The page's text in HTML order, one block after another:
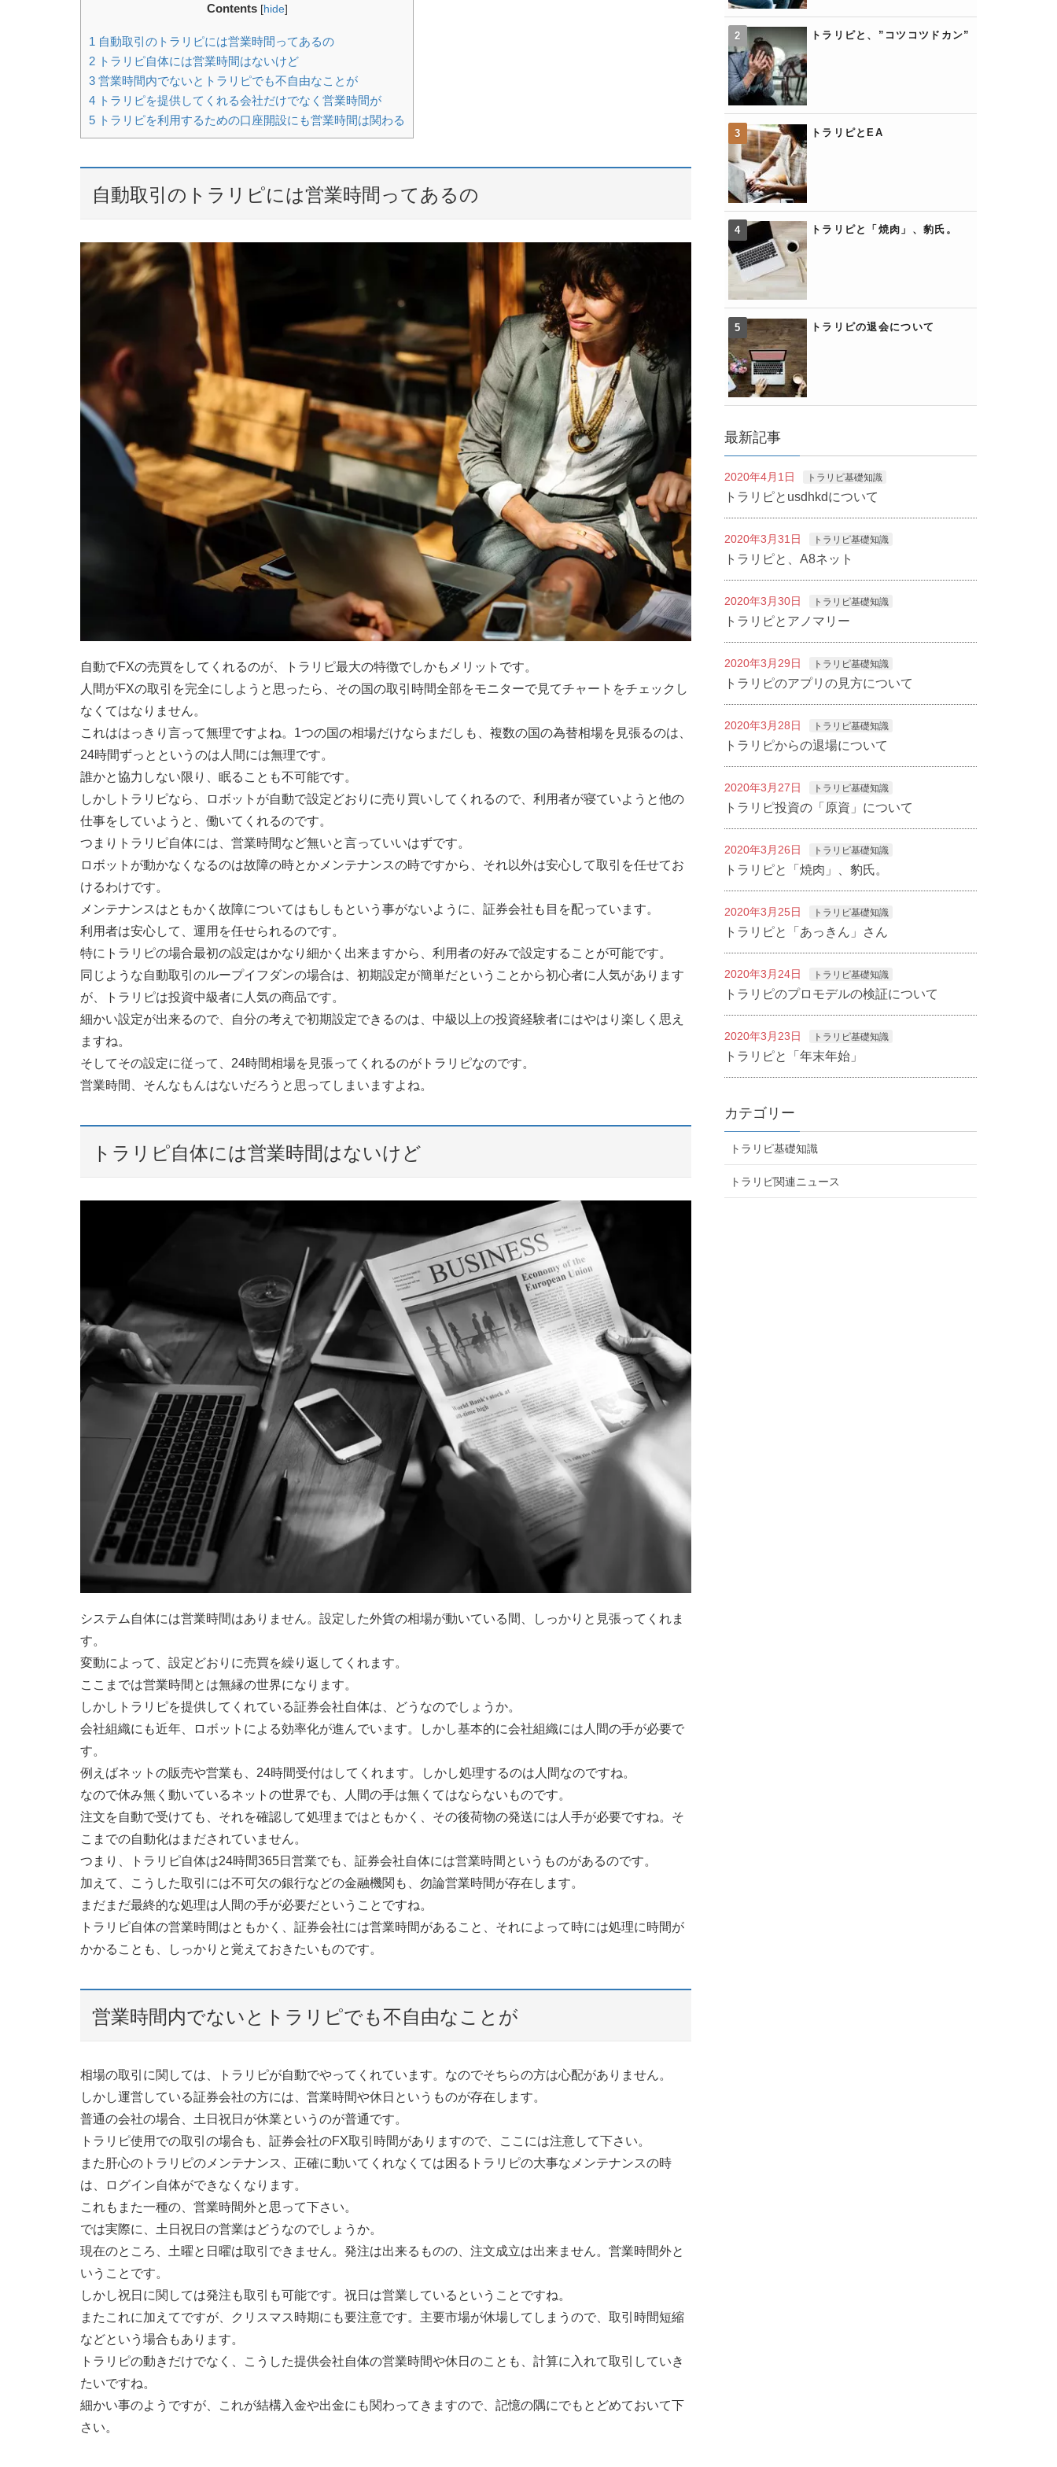
Contents [hide]
1 自動取引のトラリピには営業時間ってあるの
2 トラリピ自体には営業時間はないけど
3 営業時間内でないとトラリピでも不自由なことが
4 トラリピを提供してくれる会社だけでなく営業時間が
5 トラリピを利用するための口座開設にも営業時間は関わる
自動取引のトラリピには営業時間ってあるの
自動でFXの売買をしてくれるのが、トラリピ最大の特徴でしかもメリットです。
人間がFXの取引を完全にしようと思ったら、その国の取引時間全部をモニターで見てチャートをチェックし
なくてはなりません。
これははっきり言って無理ですよね。1つの国の相場だけならまだしも、複数の国の為替相場を見張るのは、
24時間ずっとというのは人間には無理です。
誰かと協力しない限り、眠ることも不可能です。
しかしトラリピなら、ロボットが自動で設定どおりに売り買いしてくれるので、利用者が寝ていようと他の
仕事をしていようと、働いてくれるのです。
つまりトラリピ自体には、営業時間など無いと言っていいはずです。
ロボットが動かなくなるのは故障の時とかメンテナンスの時ですから、それ以外は安心して取引を任せてお
けるわけです。
メンテナンスはともかく故障についてはもしもという事がないように、証券会社も目を配っています。
利用者は安心して、運用を任せられるのです。
特にトラリピの場合最初の設定はかなり細かく出来ますから、利用者の好みで設定することが可能です。
同じような自動取引のループイフダンの場合は、初期設定が簡単だということから初心者に人気があります
が、トラリピは投資中級者に人気の商品です。
細かい設定が出来るので、自分の考えで初期設定できるのは、中級以上の投資経験者にはやはり楽しく思え
ますね。
そしてその設定に従って、24時間相場を見張ってくれるのがトラリピなのです。
営業時間、そんなもんはないだろうと思ってしまいますよね。
トラリピ自体には営業時間はないけど
システム自体には営業時間はありません。設定した外貨の相場が動いている間、しっかりと見張ってくれま
す。
変動によって、設定どおりに売買を繰り返してくれます。
ここまでは営業時間とは無縁の世界になります。
しかしトラリピを提供してくれている証券会社自体は、どうなのでしょうか。
会社組織にも近年、ロボットによる効率化が進んでいます。しかし基本的に会社組織には人間の手が必要で
す。
例えばネットの販売や営業も、24時間受付はしてくれます。しかし処理するのは人間なのですね。
なので休み無く動いているネットの世界でも、人間の手は無くてはならないものです。
注文を自動で受けても、それを確認して処理まではともかく、その後荷物の発送には人手が必要ですね。そ
こまでの自動化はまだされていません。
つまり、トラリピ自体は24時間365日営業でも、証券会社自体には営業時間というものがあるのです。
加えて、こうした取引には不可欠の銀行などの金融機関も、勿論営業時間が存在します。
まだまだ最終的な処理は人間の手が必要だということですね。
トラリピ自体の営業時間はともかく、証券会社には営業時間があること、それによって時には処理に時間が
かかることも、しっかりと覚えておきたいものです。
営業時間内でないとトラリピでも不自由なことが
相場の取引に関しては、トラリピが自動でやってくれています。なのでそちらの方は心配がありません。
しかし運営している証券会社の方には、営業時間や休日というものが存在します。
普通の会社の場合、土日祝日が休業というのが普通です。
トラリピ使用での取引の場合も、証券会社のFX取引時間がありますので、ここには注意して下さい。
また肝心のトラリピのメンテナンス、正確に動いてくれなくては困るトラリピの大事なメンテナンスの時
は、ログイン自体ができなくなります。
これもまた一種の、営業時間外と思って下さい。
では実際に、土日祝日の営業はどうなのでしょうか。
現在のところ、土曜と日曜は取引できません。発注は出来るものの、注文成立は出来ません。営業時間外と
いうことです。
しかし祝日に関しては発注も取引も可能です。祝日は営業しているということですね。
またこれに加えてですが、クリスマス時期にも要注意です。主要市場が休場してしまうので、取引時間短縮
などという場合もあります。
トラリピの動きだけでなく、こうした提供会社自体の営業時間や休日のことも、計算に入れて取引していき
たいですね。
細かい事のようですが、これが結構入金や出金にも関わってきますので、記憶の隅にでもとどめておいて下
さい。
トラリピと、”コツコツドカン”
トラリピとEA
トラリピと「焼肉」、豹氏。
トラリピの退会について
最新記事
2020年4月1日 トラリピ基礎知識
トラリピとusdhkdについて
2020年3月31日 トラリピ基礎知識
トラリピと、A8ネット
2020年3月30日 トラリピ基礎知識
トラリピとアノマリー
2020年3月29日 トラリピ基礎知識
トラリピのアプリの見方について
2020年3月28日 トラリピ基礎知識
トラリピからの退場について
2020年3月27日 トラリピ基礎知識
トラリピ投資の「原資」について
2020年3月26日 トラリピ基礎知識
トラリピと「焼肉」、豹氏。
2020年3月25日 トラリピ基礎知識
トラリピと「あっきん」さん
2020年3月24日 トラリピ基礎知識
トラリピのプロモデルの検証について
2020年3月23日 トラリピ基礎知識
トラリピと「年末年始」
カテゴリー
トラリピ基礎知識
トラリピ関連ニュース